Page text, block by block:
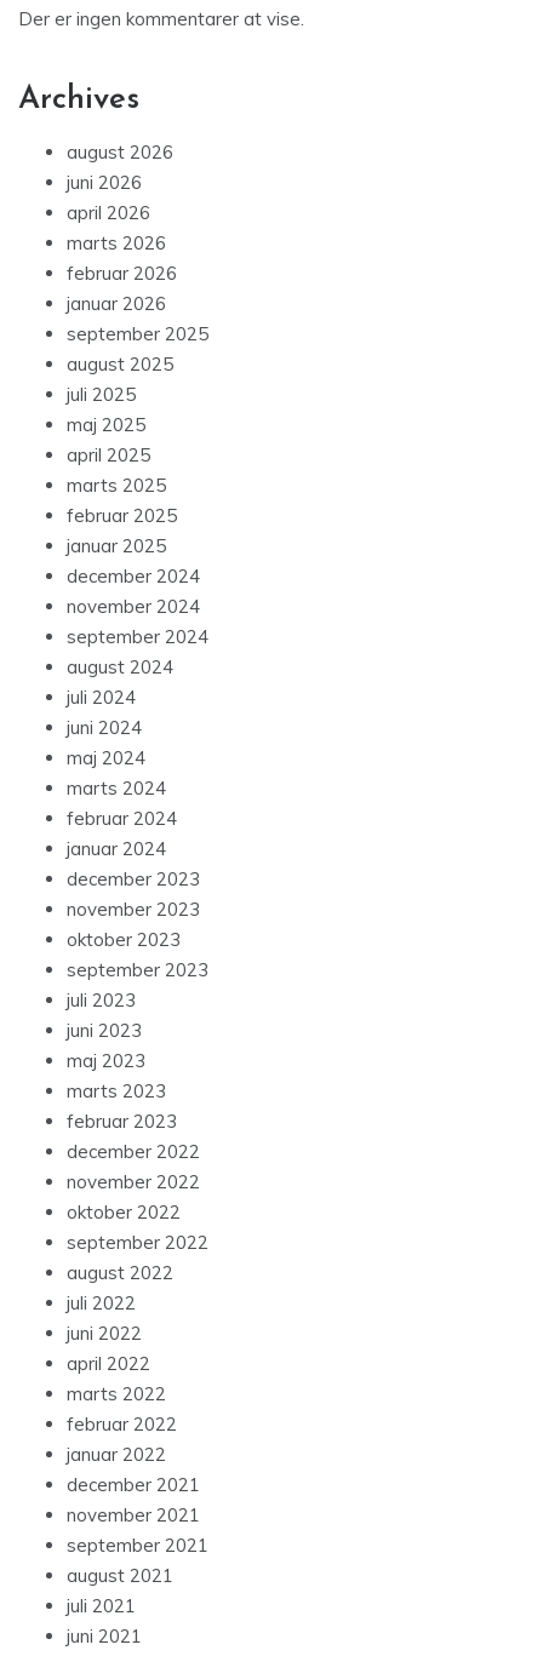
Der er ingen kommentarer at vise.
Archives
august 2026
juni 2026
april 2026
marts 2026
februar 2026
januar 2026
september 2025
august 2025
juli 2025
maj 2025
april 2025
marts 2025
februar 2025
januar 2025
december 2024
november 2024
september 2024
august 2024
juli 2024
juni 2024
maj 2024
marts 2024
februar 2024
januar 2024
december 2023
november 2023
oktober 2023
september 2023
juli 2023
juni 2023
maj 2023
marts 2023
februar 2023
december 2022
november 2022
oktober 2022
september 2022
august 2022
juli 2022
juni 2022
april 2022
marts 2022
februar 2022
januar 2022
december 2021
november 2021
september 2021
august 2021
juli 2021
juni 2021